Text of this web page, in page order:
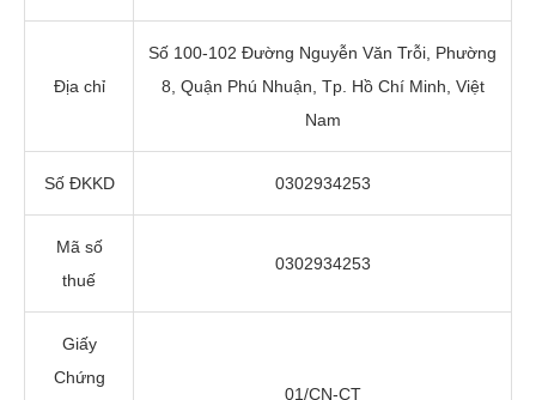
Địa chỉ
Số 100-102 Đường Nguyễn Văn Trỗi, Phường
8, Quận Phú Nhuận, Tp. Hồ Chí Minh, Việt
Nam
Số ĐKKD 0302934253
Mã số
thuế
0302934253
Giấy
Chứng
01/CN-CT